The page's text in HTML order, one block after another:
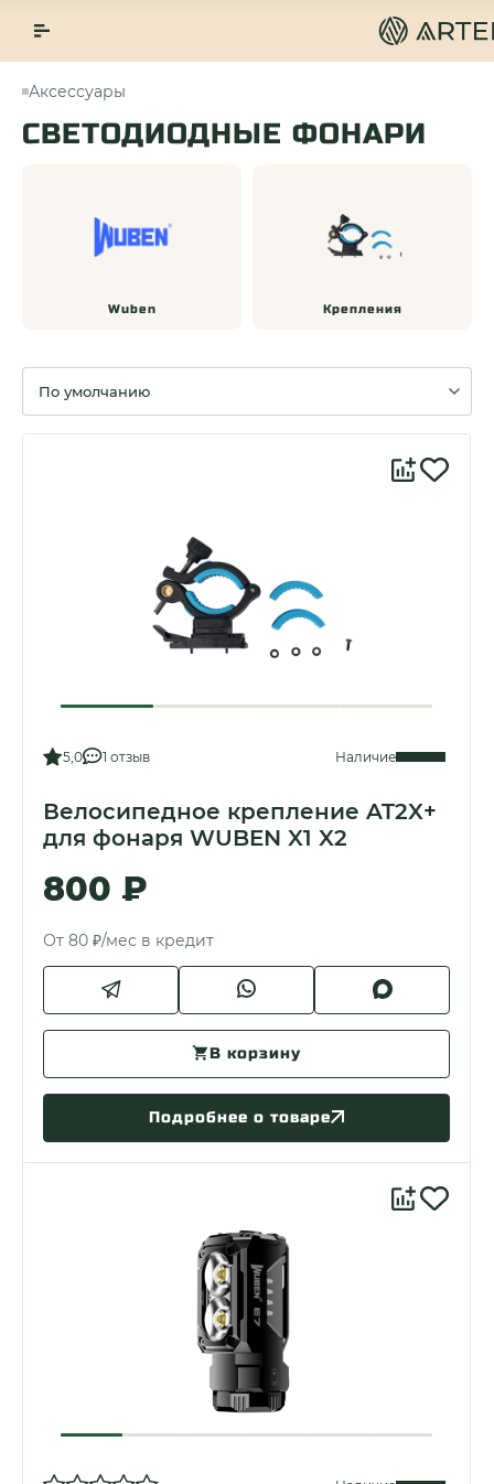
Аксессуары
СВЕТОДИОДНЫЕ ФОНАРИ
Wuben Крепления
Сортировка
5,0 1 отзыв Наличие
Велосипедное крепление AT2X+
для фонаря WUBEN X1 X2
800 ₽
От 80 ₽/мес в кредит
В корзину
Подробнее о товаре